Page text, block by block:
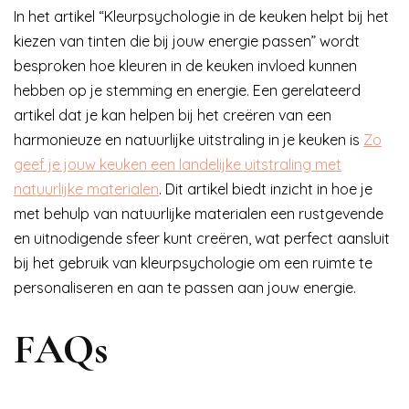
In het artikel “Kleurpsychologie in de keuken helpt bij het
kiezen van tinten die bij jouw energie passen” wordt
besproken hoe kleuren in de keuken invloed kunnen
hebben op je stemming en energie. Een gerelateerd
artikel dat je kan helpen bij het creëren van een
harmonieuze en natuurlijke uitstraling in je keuken is Zo
geef je jouw keuken een landelijke uitstraling met
natuurlijke materialen. Dit artikel biedt inzicht in hoe je
met behulp van natuurlijke materialen een rustgevende
en uitnodigende sfeer kunt creëren, wat perfect aansluit
bij het gebruik van kleurpsychologie om een ruimte te
personaliseren en aan te passen aan jouw energie.
FAQs